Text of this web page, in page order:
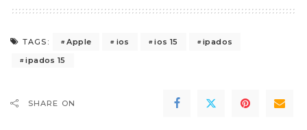
TAGS: Apple ios ios 15
ipados
ipados 15
SHARE ON